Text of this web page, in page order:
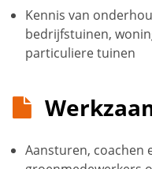
Kennis van
bedrijfstuinen,
particuliere tuinen
Aansturen, coachen